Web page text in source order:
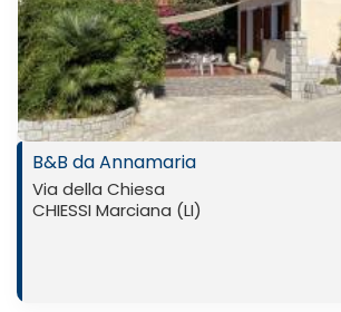
Previ
ous
B&B da Annamaria
Via della Chiesa
CHIESSI Marciana (LI)